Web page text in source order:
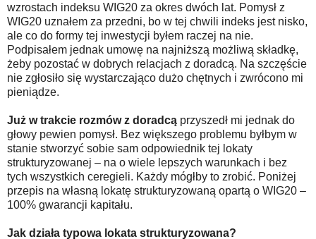
wzrostach indeksu WIG20 za okres dwóch lat. Pomysł z
WIG20 uznałem za przedni, bo w tej chwili indeks jest nisko,
ale co do formy tej inwestycji byłem raczej na nie.
Podpisałem jednak umowę na najniższą możliwą składkę,
żeby pozostać w dobrych relacjach z doradcą. Na szczęście
nie zgłosiło się wystarczająco dużo chętnych i zwrócono mi
pieniądze.
Już w trakcie rozmów z doradcą przyszedł mi jednak do
głowy pewien pomysł. Bez większego problemu byłbym w
stanie stworzyć sobie sam odpowiednik tej lokaty
strukturyzowanej – na o wiele lepszych warunkach i bez
tych wszystkich ceregieli. Każdy mógłby to zrobić. Poniżej
przepis na własną lokatę strukturyzowaną opartą o WIG20 –
100% gwarancji kapitału.
Jak działa typowa lokata strukturyzowana?